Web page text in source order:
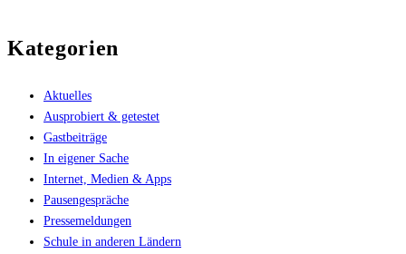
Kategorien
Aktuelles
Ausprobiert & getestet
Gastbeiträge
In eigener Sache
Internet, Medien & Apps
Pausengespräche
Pressemeldungen
Schule in anderen Ländern